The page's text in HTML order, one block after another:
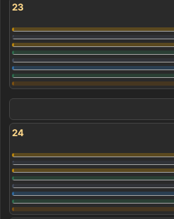
23
24